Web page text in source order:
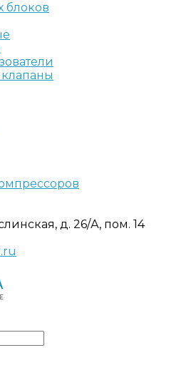
блоков
д. 26/А, пом. 14